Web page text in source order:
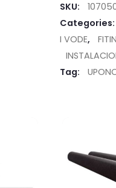
SKU:
Categories:
I VODE,
Tag: